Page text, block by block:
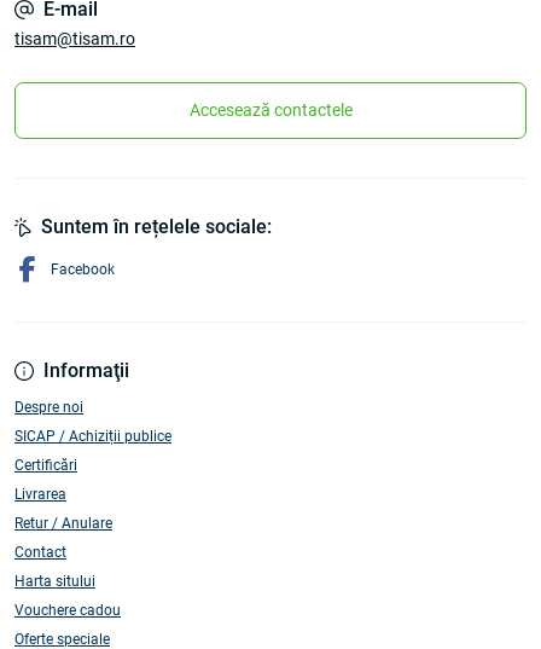
E-mail
tisam@tisam.ro
Accesează contactele
Informaţii
Despre noi
SICAP / Achiziții publice
Certificări
Livrarea
Retur / Anulare
Contact
Harta sitului
Vouchere cadou
Oferte speciale
Suntem în rețelele sociale:
Facebook